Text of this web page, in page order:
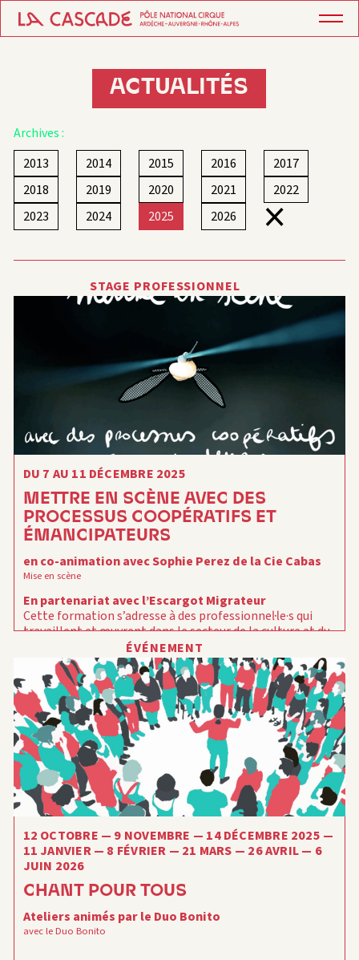
ACTUALITÉS
Archives :
2013
2014 2015 2016
2017
2018
2019 2020 2021
2022
2023
2024 2025 2026 ×
STAGE PROFESSIONNEL
DU 7 AU 11 DÉCEMBRE 2025
METTRE EN SCÈNE AVEC DES
PROCESSUS COOPÉRATIFS ET
ÉMANCIPATEURS
en co-animation avec Sophie Perez de la Cie Cabas
Mise en scène
En partenariat avec l’Escargot Migrateur
Cette formation s’adresse à des professionnel·le·s qui
travaillent et œuvrent dans le secteur de la culture et du
spectacle vivant : metteur.ses en scène, artistes,
chargé.e.s de production, technicien·e·s, médiateur-rices,
programmateur-rices, administrateur-rices… qui
œuvrent à la mise en mouvement de groupe, de réseaux,
de collectifs ou d’habitants.
Cette formation s’adresse aux personnes demandeuses
d’emploi, salariées…
ÉVÉNEMENT
12 OCTOBRE — 9 NOVEMBRE — 14 DÉCEMBRE 2025 —
11 JANVIER — 8 FÉVRIER — 21 MARS — 26 AVRIL — 6
JUIN 2026
CHANT POUR TOUS
Ateliers animés par le Duo Bonito
avec le Duo Bonito